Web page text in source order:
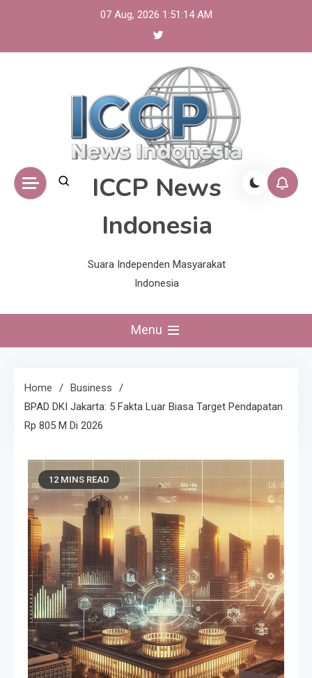
07 Aug, 2026 1:51:15 AM
ICCP News
Indonesia
Suara Independen Masyarakat
Indonesia
Menu
Home
Business
BPAD DKI Jakarta: 5 Fakta Luar Biasa Target Pendapatan
Rp 805 M Di 2026
12 MINS READ